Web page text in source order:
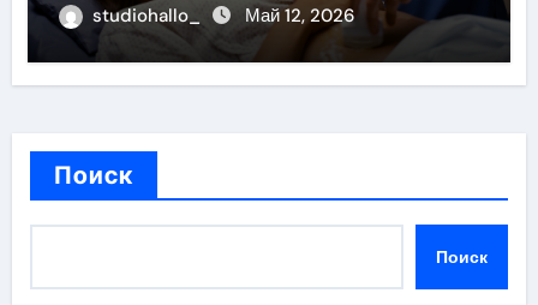
studiohallo_ Май 12, 2026
Поиск
Поиск